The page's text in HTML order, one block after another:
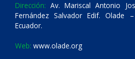
Dirección: Av. Mariscal Antonio
Fernández Salvador Edif. Olade
Ecuador.
Web: www.olade.org